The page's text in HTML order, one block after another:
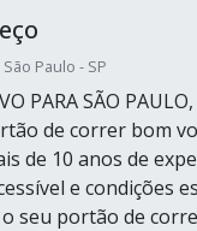
Paulo - SP
PARA SÃO
de correr bom
de 10 anos de
e condições
seu portão de